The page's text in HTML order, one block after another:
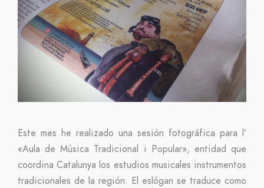
Este mes he realizado una sesión fotográfica para l’
«Aula de Música Tradicional i Popular», entidad que
coordina Catalunya los estudios musicales instrumentos
tradicionales de la región. El eslógan se traduce como